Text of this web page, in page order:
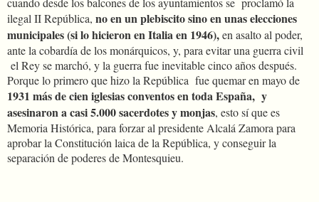
ilegal II República, no en un plebiscito sino en unas elecciones
municipales (si lo hicieron en Italia en 1946),en asalto al poder,
ante la cobardía de los monárquicos, y, para evitar una guerra civil
el Rey se marchó, y la guerra fue inevitable cinco años después.
Porque lo primero que hizo la República fue quemar en mayo de
1931 más de cien iglesias conventos en toda España, y
asesinaron a casi 5.000 sacerdotes y monjas, esto sí que es
Memoria Histórica, para forzar al presidente Alcalá Zamora para
aprobar la Constitución laica de la República, y conseguir la
separación de poderes de Montesquieu.